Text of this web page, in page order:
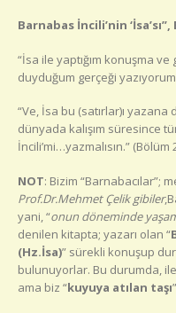
Barnabas İncili’nin
“İsa ile yaptığım konuşma
duyduğum gerçeği
“Ve, İsa bu (satırlar)ı
dünyada kalışım süresince
İncili’mi…yazmalısın.” (Bölüm
NOT: Bizim “Barnabacılar”;
Prof.Dr.Mehmet Çelik gibiler
yani, “onun döneminde
denilen kitapta; yazarı olan “
(Hz.İsa)” sürekli konuşup
bulunuyorlar. Bu durumda,
ama biz “kuyuya atılan taşı